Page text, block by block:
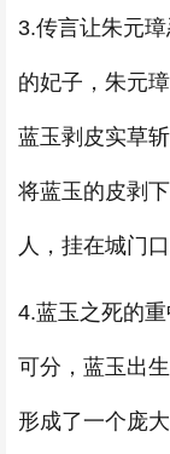
3.传言让朱元
的妃子，朱元
蓝玉剥皮实草
将蓝玉的皮剥
人，挂在城门
4.蓝玉之死的
可分，蓝玉出
形成了一个庞